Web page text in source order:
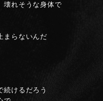
れそうな身体で
らないんだ
けるだろう